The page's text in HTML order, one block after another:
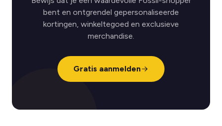
bent en ontgrendel gepersonaliseerde
kortingen, winkeltegoed en exclusieve
merchandise.
Gratis aanmelden